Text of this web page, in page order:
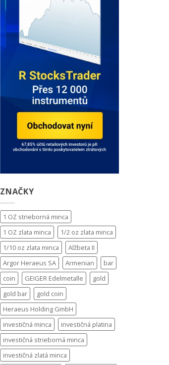
ZNAČKY
1 OZ strieborná minca
1 OZ zlata minca
1/2 oz zlata minca
1/10 oz zlata minca
Alžbeta II
Argor Heraeus SA
Armenian
bar
coin
GEIGER Edelmetalle
gold
gold bar
gold coin
Heraeus Holding GmbH
investičná minca
investičná platina
investičná strieborná minca
investičná zlatá minca